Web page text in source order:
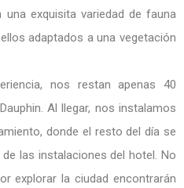
exquisita variedad de fauna
adaptados a una vegetación
nos restan apenas 40
Al llegar, nos instalamos
donde el resto del día se
las instalaciones del hotel. No
explorar la ciudad encontrarán